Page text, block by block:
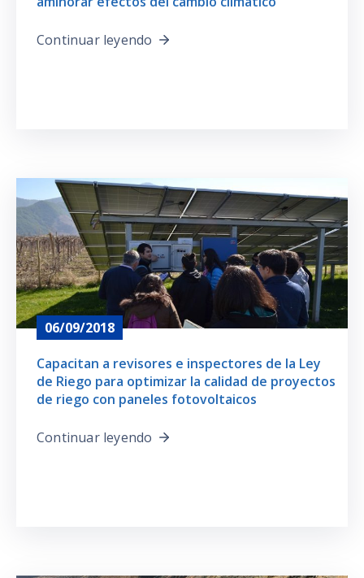
Continuar leyendo
06/09/2018
Capacitan a revisores e inspectores de la Ley
de Riego para optimizar la calidad de proyectos
de riego con paneles fotovoltaicos
Continuar leyendo